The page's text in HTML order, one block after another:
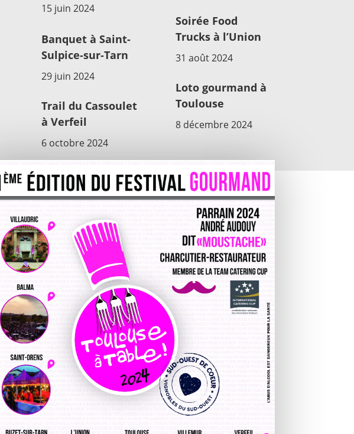
15 juin 2024
Banquet à Saint-
Sulpice-sur-Tarn
29 juin 2024
Trail du Cassoulet
à Verfeil
6 octobre 2024
Soirée Food
Trucks à l’Union
31 août 2024
Loto gourmand à
Toulouse
8 décembre 2024